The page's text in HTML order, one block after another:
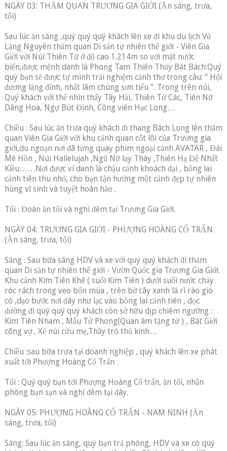
NGÀY 03: THĂM QUAN TRƯƠNG GIA GIỚI (Ăn sáng, trưa,
tối)
Sau lúc ăn sáng ,quý quý quý khách lên xe đi khu du lịch Vũ
Lăng Nguyên thăm quan Di sản tự nhiên thế giới - Viên Gia
Giới với Núi Thiên Tử ở độ cao 1.214m so với mặt nước
biển,được mệnh danh là Phong Tam Thiên Thủy Bát Bách.Quý
quý bạn sẽ được tự mình trải nghiệm cảnh thơ trong câu: “ Hội
đương lăng đỉnh, nhất lãm chúng sơn tiểu ”. Trong trên núi,
Quý khách với thể nhìn thấy Tây Hải, Thiên Tử Các, Tiên Nữ
Dâng Hoa, Ngự Bút Đỉnh, Công viên Hạc Long…
Chiều : Sau lúc ăn trưa quý khách đi thang Bách Long lên thăm
quan Viên Gia Giới với khu cảnh quan cốt lõi của Trương gia
giới,du ngoạn nơi đã từng quay phim ngoại cảnh AVATAR , Đài
Mê Hồn , Núi Hallelujah ,Ngũ Nữ lạy Thày ,Thiên Hạ Đệ Nhất
Kiều……Nơi được ví danh là chậu cảnh khoách đại , bồng lai
cảnh tiên thu nhỏ, cho bạn tận hưởng một cảnh đẹp tự nhiên
hùng vĩ sinh và tuyệt hoàn hảo .
Tối : Đoàn ăn tối và nghỉ đêm tại Trương Gia Giới.
NGÀY 04: TRƯƠNG GIA GIỚI - PHƯỢNG HOÀNG CỔ TRẤN
(Ăn sáng, trưa, tối)
Sáng : Sau bữa sáng HDV và xe với quý quý khách đi thăm
quan Di sản tự nhiên thế giới - Vườn Quốc gia Trương Gia Giới.
Khu cảnh Kim Tiên Khê ( suối Kim Tiên ) dưới suối nước chảy
róc rách trong veo bốn mùa , trên bờ cây xanh lá rì rào gió
có ,dạo bước nơi đây như lạc vào bồng lai cảnh tiên , dọc
đường đi quý quý quý khách còn sở hữu dịp chiêm ngưỡng :
Kim Tiên Nham , Mẫu Tử Phong(Quan âm tặng tử ) , Bát Giới
cõng vợ , Xẻ núi cứu mẹ,Thầy trò thủ kinh…
Chiều :sau bữa trưa tại doanh nghiệp , quý khách lên xe phát
xuất tới Phượng Hoàng Cổ Trấn .
Tối : Quý quý bạn tới Phượng Hoàng Cổ trấn, ăn tối, nhận
phòng bạn sạn và nghỉ đêm tại đây.
NGÀY 05: PHƯỢNG HOÀNG CỔ TRẤN - NAM NINH (Ăn
sáng, trưa, tối)
Sáng: Sau lúc ăn sáng, quý bạn trả phòng, HDV và xe có quý